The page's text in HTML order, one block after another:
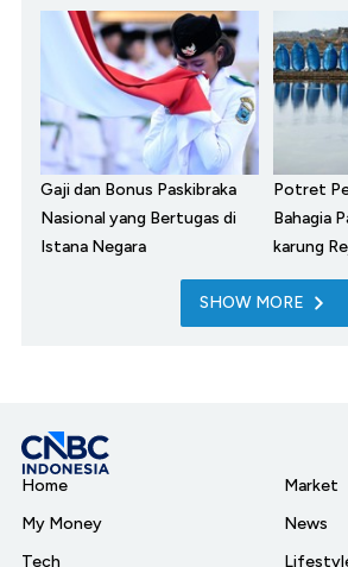
Gaji dan Bonus Paskibraka
Nasional yang Bertugas di
Istana Negara
Potret
Bahagia
karung
SHOW MORE
Home
My Money
Tech
Market
News